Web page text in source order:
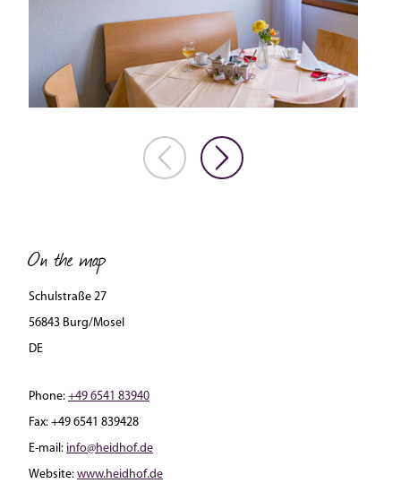
On the map
Schulstraße 27
56843 Burg/Mosel
DE
Phone: +49 6541 83940
Fax: +49 6541 839428
E-mail: info@heidhof.de
Website: www.heidhof.de